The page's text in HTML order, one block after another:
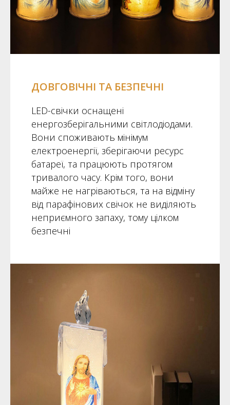
ДОВГОВІЧНІ ТА БЕЗПЕЧНІ
LED-свічки оснащені
енергозберігальними світлодіодами.
Вони споживають мінімум
електроенергії, зберігаючи ресурс
батареї, та працюють протягом
тривалого часу. Крім того, вони
майже не нагріваються, та на відміну
від парафінових свічок не виділяють
неприємного запаху, тому цілком
безпечні